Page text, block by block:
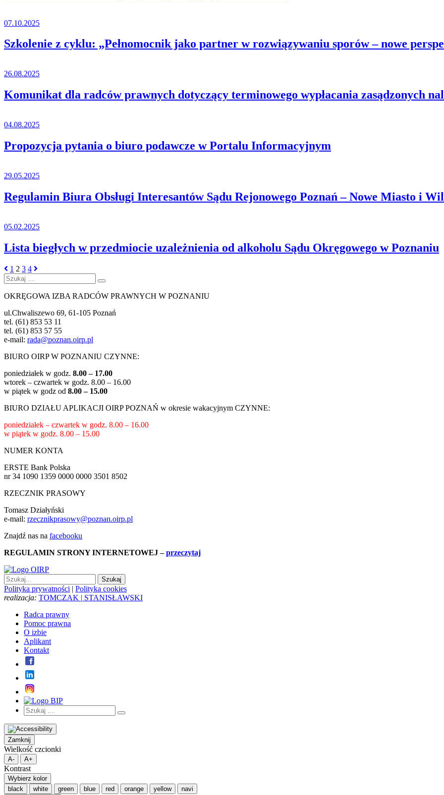
07.10.2025
Szkolenie z cyklu: „Pełnomocnik jako partner w rozwiązywaniu sporów – nowe
26.08.2025
Komunikat dla radców prawnych dotyczący terminowego wypłacania zasądzonych
04.08.2025
Propozycja pytania o biuro podawcze w Portalu Informacyjnym
29.05.2025
Regulamin Biura Obsługi Interesantów Sądu Rejonowego Poznań – Nowe Miasto i
05.02.2025
Lista biegłych w przedmiocie uzależnienia od alkoholu Sądu Okręgowego w Poznaniu
1 2 3 4
Szukaj:
Szukaj
OKRĘGOWA IZBA RADCÓW PRAWNYCH W POZNANIU
ul.Chwaliszewo 69, 61-105 Poznań
tel. (61) 853 53 11
tel. (61) 853 57 55
e-mail: rada@poznan.oirp.pl
BIURO OIRP W POZNANIU CZYNNE:
poniedziałek w godz. 8.00 – 17.00
wtorek – czwartek w godz. 8.00 – 16.00
w piątek w godz od 8.00 – 15.00
BIURO DZIAŁU APLIKACJI OIRP POZNAŃ w okresie wakacyjnym CZYNNE:
poniedziałek – czwartek w godz. 8.00 – 16.00
w piątek w godz. 8.00 – 15.00
NUMER KONTA
ERSTE Bank Polska
nr 34 1090 1359 0000 0000 3501 8502
RZECZNIK PRASOWY
Tomasz Działyński
e-mail: rzecznikprasowy@poznan.oirp.pl
Znajdź nas na facebooku
REGULAMIN STRONY INTERNETOWEJ – przeczytaj
Polityka prywatności | Polityka cookies
realizacja: TOMCZAK | STANISŁAWSKI
Radca prawny
Pomoc prawna
O izbie
Aplikant
Kontakt
Szukaj:
Szukaj
Zamknij
Wielkość czcionki
A- A+
Kontrast
Wybierz kolor
black
white green blue red orange yellow navi